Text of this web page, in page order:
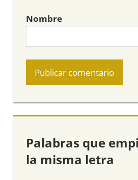
Nombre
Palabras que
la misma letra